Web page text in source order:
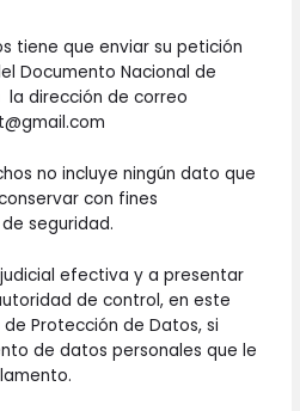
tiene que enviar su petición
Documento Nacional de
dirección de correo
no incluye ningún dato que
con fines
seguridad.
efectiva y a presentar
de control, en este
Protección de Datos, si
de datos personales que le